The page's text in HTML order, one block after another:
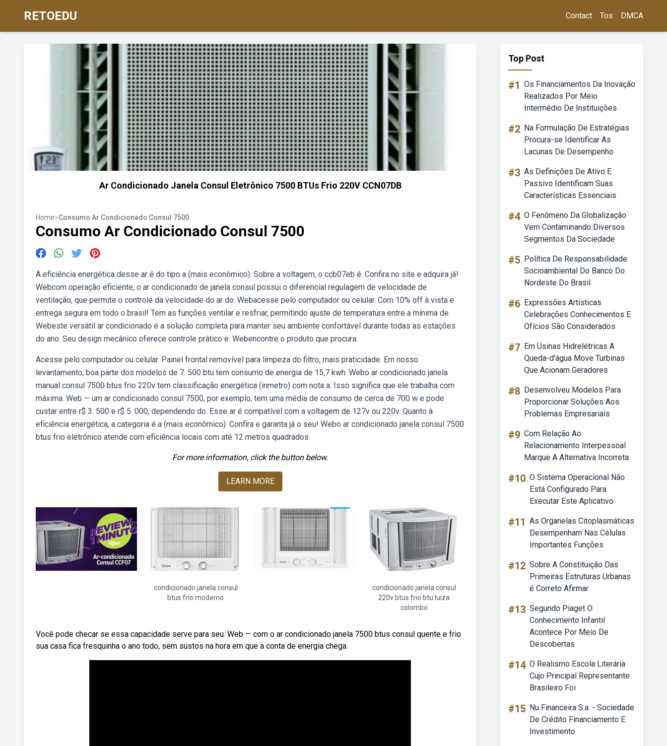
RETOEDU Contact Tos DMCA
Ar Condicionado Janela Consul Eletrônico 7500 BTUs Frio 220V CCN07DB
Home>Consumo Ar Condicionado Consul 7500
Consumo Ar Condicionado Consul 7500
A eficiência energética desse ar é do tipo a (mais econômico). Sobre a voltagem, o ccb07eb é. Confira no site e adquira já!
Webcom operação eficiente, o ar condicionado de janela consul possui o diferencial regulagem de velocidade de
ventilação, que permite o controle da velocidade do ar do. Webacesse pelo computador ou celular. Com 10% off à vista e
entrega segura em todo o brasil! Tem as funções ventilar e resfriar, permitindo ajuste de temperatura entre a mínima de.
Webeste versátil ar condicionado é a solução completa para manter seu ambiente confortável durante todas as estações
do ano. Seu design mecânico oferece controle prático e. Webencontre o produto que procura.
Acesse pelo computador ou celular. Painel frontal removível para limpeza do filtro, mais praticidade. Em nosso
levantamento, boa parte dos modelos de 7. 500 btu tem consumo de energia de 15,7 kwh. Webo ar condicionado janela
manual consul 7500 btus frio 220v tem classificação energética (inmetro) com nota a. Isso significa que ele trabalha com
máxima. Web — um ar condicionado consul 7500, por exemplo, tem uma média de consumo de cerca de 700 w e pode
custar entre r$ 3. 500 e r$ 5. 000, dependendo do. Esse ar é compatível com a voltagem de 127v ou 220v. Quanto à
eficiência energética, a categoria é a (mais econômico). Confira e garanta já o seu! Webo ar condicionado janela consul 7500
btus frio eletrônico atende com eficiência locais com até 12 metros quadrados.
For more information, click the button below.
LEARN MORE
condicionado janela consul
btus frio moderno
condicionado janela consul
220v btus frio btu luiza
colombo
Você pode checar se essa capacidade serve para seu. Web — com o ar condicionado janela 7500 btus consul quente e frio
sua casa fica fresquinha o ano todo, sem sustos na hora em que a conta de energia chega.
Top Post
#1 Os Financiamentos Da Inovação
Realizados Por Meio
Intermédio De Instituições
#2 Na Formulação De Estratégias
Procura-se Identificar As
Lacunas De Desempenho
#3 As Definições De Ativo E
Passivo Identificam Suas
Características Essenciais
#4 O Fenômeno Da Globalização
Vem Contaminando Diversos
Segmentos Da Sociedade
#5 Política De Responsabilidade
Socioambiental Do Banco Do
Nordeste Do Brasil
#6 Expressões Artísticas
Celebrações Conhecimentos E
Ofícios São Considerados
#7 Em Usinas Hidrelétricas A
Queda-d'água Move Turbinas
Que Acionam Geradores
#8 Desenvolveu Modelos Para
Proporcionar Soluções Aos
Problemas Empresariais
#9 Com Relação Ao
Relacionamento Interpessoal
Marque A Alternativa Incorreta
#10 O Sistema Operacional Não
Está Configurado Para
Executar Este Aplicativo
#11 As Organelas Citoplasmáticas
Desempenham Nas Células
Importantes Funções
#12 Sobre A Constituição Das
Primeiras Estruturas Urbanas
é Correto Afirmar
#13 Segundo Piaget O
Conhecimento Infantil
Acontece Por Meio De
Descobertas
#14 O Realismo Escola Literária
Cujo Principal Representante
Brasileiro Foi
#15 Nu Financeira S.a. - Sociedade
De Crédito Financiamento E
Investimento